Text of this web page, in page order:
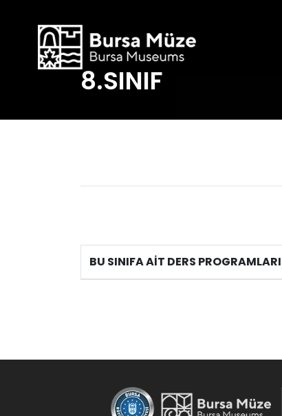
8.SINIF
BU SINIFA AİT DERS